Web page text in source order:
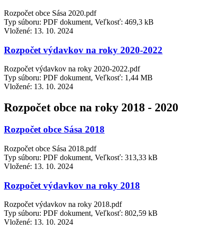
Rozpočet obce Sása 2020.pdf
Typ súboru: PDF dokument, Veľkosť: 469,3 kB
Vložené: 13. 10. 2024
Rozpočet výdavkov na roky 2020-2022
Rozpočet výdavkov na roky 2020-2022.pdf
Typ súboru: PDF dokument, Veľkosť: 1,44 MB
Vložené: 13. 10. 2024
Rozpočet obce na roky 2018 - 2020
Rozpočet obce Sása 2018
Rozpočet obce Sása 2018.pdf
Typ súboru: PDF dokument, Veľkosť: 313,33 kB
Vložené: 13. 10. 2024
Rozpočet výdavkov na roky 2018
Rozpočet výdavkov na roky 2018.pdf
Typ súboru: PDF dokument, Veľkosť: 802,59 kB
Vložené: 13. 10. 2024